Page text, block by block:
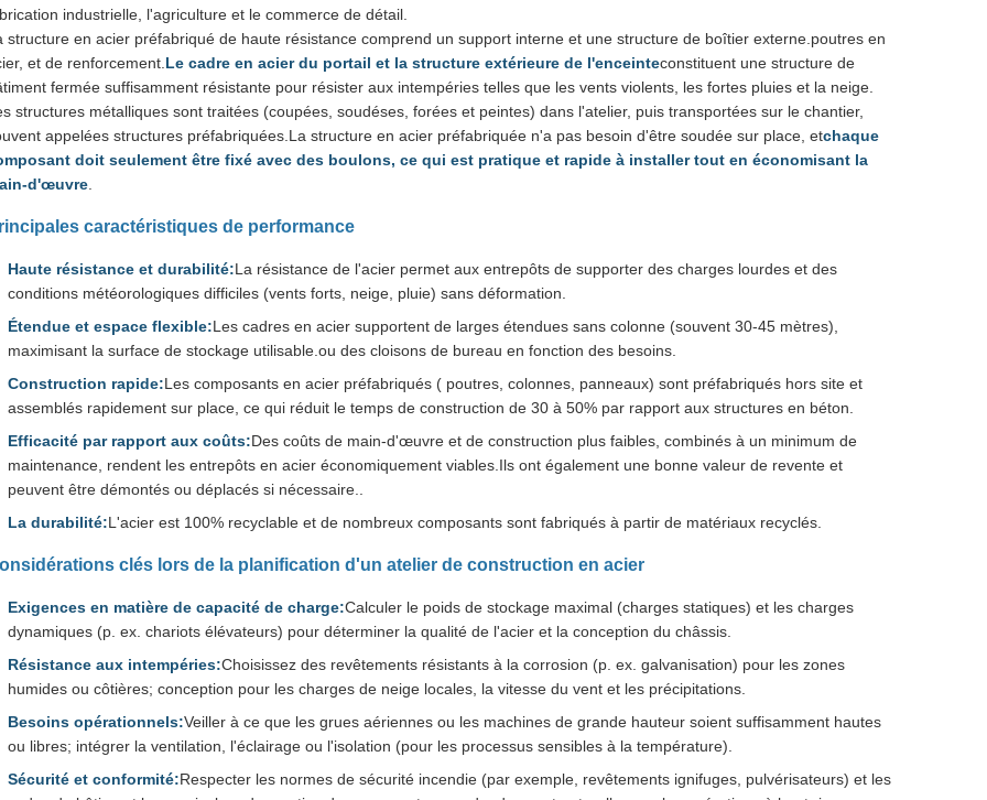
industrielle, l'agriculture et le commerce de détail.
structure en acier préfabriqué de haute résistance comprend un support interne et une structure de boîtier externe.poutres en
et de renforcement. Le cadre en acier du portail et la structure extérieure de l'enceinteconstituent une structure de
fermée suffisamment résistante pour résister aux intempéries telles que les vents violents, les fortes pluies et la neige.
structures métalliques sont traitées (coupées, soudéses, forées et peintes) dans l'atelier, puis transportées sur le chantier,
appelées structures préfabriquées.La structure en acier préfabriquée n'a pas besoin d'être soudée sur place, etchaque
doit seulement être fixé avec des boulons, ce qui est pratique et rapide à installer tout en économisant la
d'œuvre
caractéristiques de performance
Haute résistance et durabilité:La résistance de l'acier permet aux entrepôts de supporter des charges lourdes et des
conditions météorologiques difficiles (vents forts, neige, pluie) sans déformation.
Étendue et espace flexible:Les cadres en acier supportent de larges étendues sans colonne (souvent 30-45 mètres),
maximisant la surface de stockage utilisable.ou des cloisons de bureau en fonction des besoins.
Construction rapide:Les composants en acier préfabriqués ( poutres, colonnes, panneaux) sont préfabriqués hors site et
assemblés rapidement sur place, ce qui réduit le temps de construction de 30 à 50% par rapport aux structures en béton.
Efficacité par rapport aux coûts:Des coûts de main-d'œuvre et de construction plus faibles, combinés à un minimum de
maintenance, rendent les entrepôts en acier économiquement viables.Ils ont également une bonne valeur de revente et
peuvent être démontés ou déplacés si nécessaire..
La durabilité:L'acier est 100% recyclable et de nombreux composants sont fabriqués à partir de matériaux recyclés.
clés lors de la planification d'un atelier de construction en acier
Exigences en matière de capacité de charge:Calculer le poids de stockage maximal (charges statiques) et les charges
dynamiques (p. ex. chariots élévateurs) pour déterminer la qualité de l'acier et la conception du châssis.
Résistance aux intempéries:Choisissez des revêtements résistants à la corrosion (p. ex. galvanisation) pour les zones
humides ou côtières; conception pour les charges de neige locales, la vitesse du vent et les précipitations.
Besoins opérationnels:Veiller à ce que les grues aériennes ou les machines de grande hauteur soient suffisamment hautes
ou libres; intégrer la ventilation, l'éclairage ou l'isolation (pour les processus sensibles à la température).
Sécurité et conformité:Respecter les normes de sécurité incendie (par exemple, revêtements ignifuges, pulvérisateurs) et les